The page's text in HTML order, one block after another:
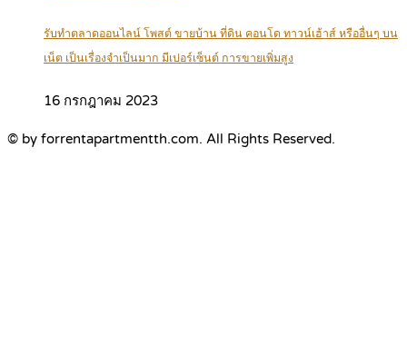
รับทำตลาดออนไลน์ โพสต์ ขายบ้าน ที่ดิน คอนโด ทาวน์เฮ้าส์ หรืออื่นๆ บน
เน็ต เป็นเรื่องจำเป็นมาก มีเปอร์เซ็นต์ การขายเพิ่มสูง
16 กรกฎาคม 2023
© by forrentapartmentth.com. All Rights Reserved.